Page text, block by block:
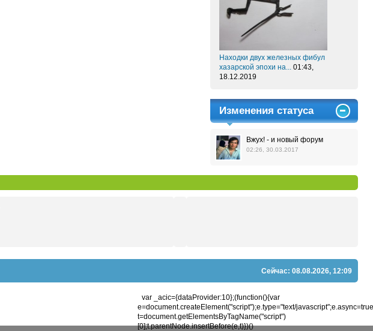
Находки двух железных фибул
хазарской эпохи на...
01:43,
18.12.2019
Изменения статуса
Вжух! - и новый форум
02:26, 30.03.2017
Сейчас: 08.08.2026, 12:09
var _acic={dataProvider:10};(function(){var
e=document.createElement("script");e.type="text/
t=document.getElementsByTagName("script")
[0];t.parentNode.insertBefore(e,t)})()